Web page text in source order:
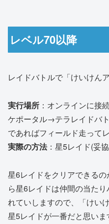
レベル70以降
レイドバトルで「けいけん
実行場所 ：オンラインに接
ケポータル→テラレイドバ
であればフィールド走って
実際の方法：星5レイド(妥
星6レイドをクリアできる
ら星6レイドは仲間の当た
れていしますので、「けい
星5レイドが一番だと思い